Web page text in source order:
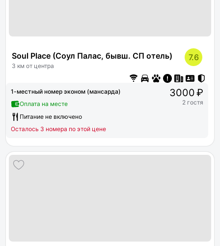
Soul Place (Соул Палас, бывш. СП отель)
3 км от центра
7.6
1-местный номер эконом (мансарда)
Оплата на месте
Питание не включено
Осталось 3 номера по этой цене
3000 ₽
2 гостя